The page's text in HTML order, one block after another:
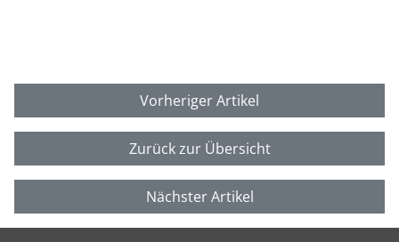
Vorheriger Artikel
Zurück zur Übersicht
Nächster Artikel